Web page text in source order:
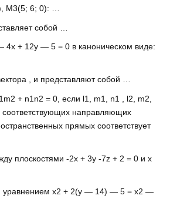
M3(5; 6; 0): …
собой …
4x + 12y — 5 = 0 в каноническом виде:
, и представляют собой …
+ n1n2 = 0, если l1, m1, n1 , l2, m2,
соответствующих направляющих
прямых соответствует
плоскостями -2x + 3y -7z + 2 = 0 и x
уравнением x2 + 2(y — 14) — 5 = x2 —